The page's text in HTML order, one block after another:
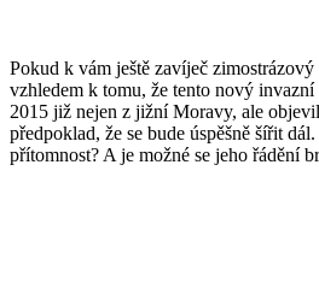
Pokud k vám ještě zavíječ
vzhledem k tomu, že tento nový
2015 již nejen z jižní Moravy, ale
předpoklad, že se bude úspěšně šířit
přítomnost? A je možné se jeho řádění